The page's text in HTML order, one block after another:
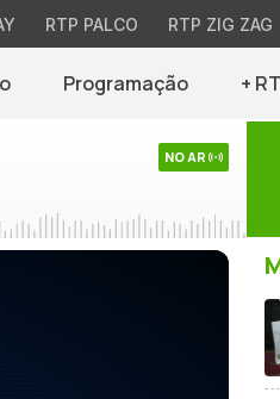
RTP PALCO RTP ZIG ZAG
Programação +
NO AR